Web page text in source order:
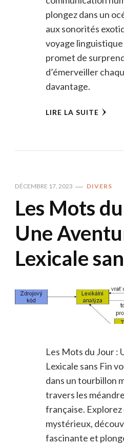
plongez dans un
aux sonorités
voyage linguistique
promet de
d’émerveiller
davantage.
LIRE LA SUITE
DÉCEMBRE 17, 2023 DIVERS
Les Mots
Une
Lexicale
Les Mots du Jour :
Lexicale sans Fin
dans un tourbillon
travers les
française. Explorez
mystérieux,
fascinante et